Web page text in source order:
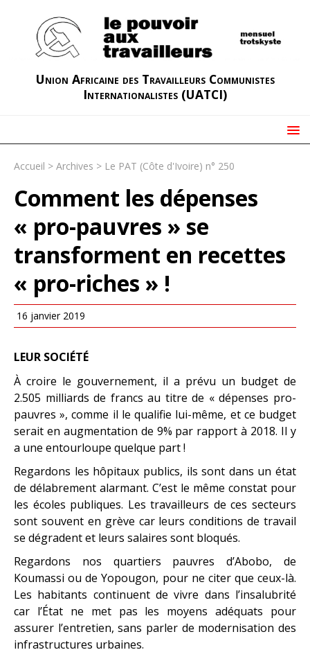
Union Africaine des Travailleurs Communistes
Internationalistes (UATCI)
Accueil > Archives > Le PAT (Côte d'Ivoire) n° 250
Comment les dépenses
« pro-pauvres » se
transforment en recettes
« pro-riches » !
16 janvier 2019
LEUR SOCIÉTÉ
À croire le gouvernement, il a prévu un budget de
2.505 milliards de francs au titre de « dépenses pro-
pauvres », comme il le qualifie lui-même, et ce budget
serait en augmentation de 9% par rapport à 2018. Il y
a une entourloupe quelque part !
Regardons les hôpitaux publics, ils sont dans un état
de délabrement alarmant. C’est le même constat pour
les écoles publiques. Les travailleurs de ces secteurs
sont souvent en grève car leurs conditions de travail
se dégradent et leurs salaires sont bloqués.
Regardons nos quartiers pauvres d’Abobo, de
Koumassi ou de Yopougon, pour ne citer que ceux-là.
Les habitants continuent de vivre dans l’insalubrité
car l’État ne met pas les moyens adéquats pour
assurer l’entretien, sans parler de modernisation des
infrastructures urbaines.